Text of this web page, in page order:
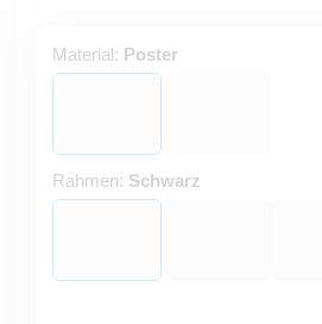
Material: Poster
Rahmen: Schwarz